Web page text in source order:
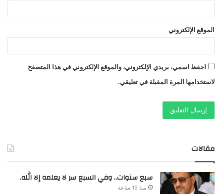
الموقع الإلكتروني
احفظ اسمي، بريدي الإلكتروني، والموقع الإلكتروني في هذا المتصفح
لاستخدامها المرة المقبلة في تعليقي.
مقالات
سبع سنوات.. وفي السبع سر لا يعلمه إلا الله.
منذ 19 ساعة